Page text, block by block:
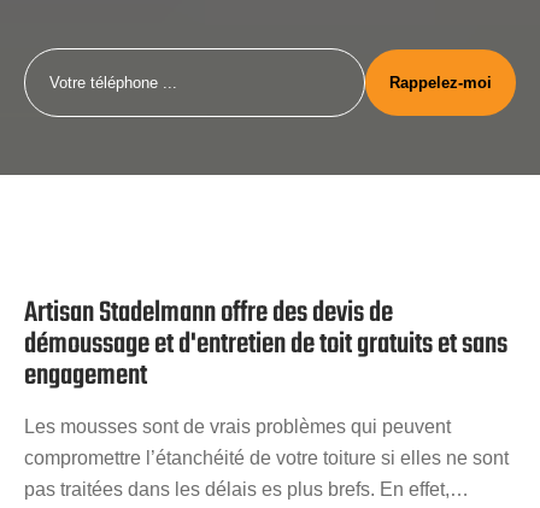
Artisan Stadelmann offre des devis de
démoussage et d'entretien de toit gratuits et sans
engagement
Les mousses sont de vrais problèmes qui peuvent
compromettre l’étanchéité de votre toiture si elles ne sont
pas traitées dans les délais es plus brefs. En effet,